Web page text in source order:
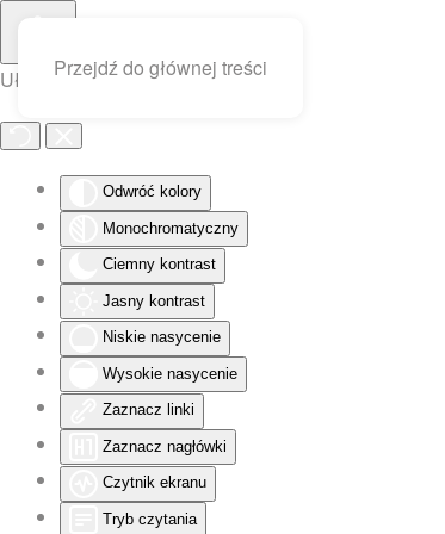
Ułatwienia dostępu
Odwróć kolory
Monochromatyczny
Ciemny kontrast
Jasny kontrast
Niskie nasycenie
Wysokie nasycenie
Zaznacz linki
Zaznacz nagłówki
Czytnik ekranu
Tryb czytania
Przejdź do głównej treści